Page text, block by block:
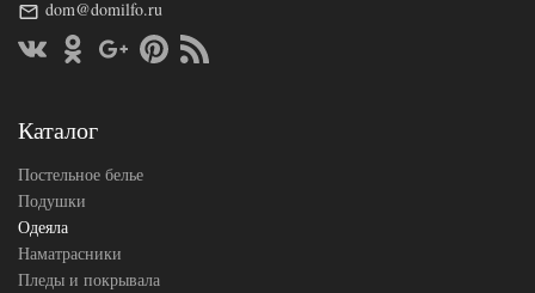
Сезонность
Всесезонное
Наполнитель
Лен /
Хлопок
Производитель
dom@domilfo.ru
Каталог
Постельное белье
Подушки
Одеяла
Наматрасники
Пледы и покрывала